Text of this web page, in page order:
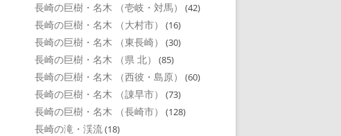
長崎の巨樹・名木 （壱岐・対馬） (42)
長崎の巨樹・名木 （大村市） (16)
長崎の巨樹・名木 （東長崎） (30)
長崎の巨樹・名木 （県 北） (85)
長崎の巨樹・名木 （西彼・島原） (60)
長崎の巨樹・名木 （諌早市） (73)
長崎の巨樹・名木 （長崎市） (128)
長崎の滝・渓流(18)